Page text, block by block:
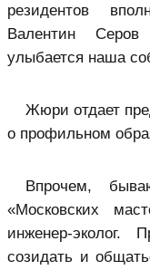
резидентов
Валентин
улыбается наша
Жюри отдает
о профильном
Впрочем,
«Московских
инженер-
созидать и